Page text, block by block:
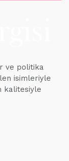
ve politika
isimleriyle
kalitesiyle